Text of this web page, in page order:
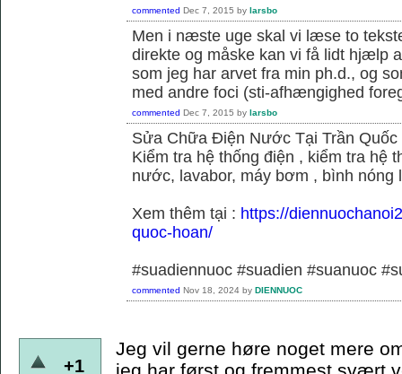
commented Dec 7, 2015 by larsbo
Men i næste uge skal vi læse to
direkte og måske kan vi få lidt hjælp
som jeg har arvet fra min ph.d., og
med andre foci (sti-afhængighed
commented Dec 7, 2015 by larsbo
Sửa Chữa Điện Nước Tại Trần Quốc
Kiểm tra hệ thống điện , kiểm tra hệ
nước, lavabor, máy bơm , bình nóng
Xem thêm tại : https://
quoc-hoan/
#suadiennuoc #suadien #suanuoc
commented Nov 18, 2024 by DIENNUOC
+1
Jeg vil gerne høre noget mere
jeg har først og fremmest svært